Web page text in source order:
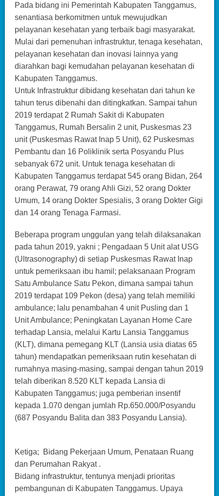
Pada bidang ini Pemerintah Kabupaten Tanggamus,
senantiasa berkomitmen untuk mewujudkan
pelayanan kesehatan yang terbaik bagi masyarakat.
Mulai dari pemenuhan infrastruktur, tenaga kesehatan,
pelayanan kesehatan dan inovasi lainnya yang
diarahkan bagi kemudahan pelayanan kesehatan di
Kabupaten Tanggamus.
Untuk Infrastruktur dibidang kesehatan dari tahun ke
tahun terus dibenahi dan ditingkatkan. Sampai tahun
2019 terdapat 2 Rumah Sakit di Kabupaten
Tanggamus, Rumah Bersalin 2 unit, Puskesmas 23
unit (Puskesmas Rawat Inap 5 Unit), 62 Puskesmas
Pembantu dan 16 Poliklinik serta Posyandu Plus
sebanyak 672 unit. Untuk tenaga kesehatan di
Kabupaten Tanggamus terdapat 545 orang Bidan, 264
orang Perawat, 79 orang Ahli Gizi, 52 orang Dokter
Umum, 14 orang Dokter Spesialis, 3 orang Dokter Gigi
dan 14 orang Tenaga Farmasi.
Beberapa program unggulan yang telah dilaksanakan
pada tahun 2019, yakni ; Pengadaan 5 Unit alat USG
(Ultrasonography) di setiap Puskesmas Rawat Inap
untuk pemeriksaan ibu hamil; pelaksanaan Program
Satu Ambulance Satu Pekon, dimana sampai tahun
2019 terdapat 109 Pekon (desa) yang telah memiliki
ambulance; lalu penambahan 4 unit Pusling dan 1
Unit Ambulance; Peningkatan Layanan Home Care
terhadap Lansia, melalui Kartu Lansia Tanggamus
(KLT), dimana pemegang KLT (Lansia usia diatas 65
tahun) mendapatkan pemeriksaan rutin kesehatan di
rumahnya masing-masing, sampai dengan tahun 2019
telah diberikan 8.520 KLT kepada Lansia di
Kabupaten Tanggamus; juga pemberian insentif
kepada 1.070 dengan jumlah Rp.650.000/Posyandu
(687 Posyandu Balita dan 383 Posyandu Lansia).
Ketiga; Bidang Pekerjaan Umum, Penataan Ruang
dan Perumahan Rakyat .
Bidang infrastruktur, tentunya menjadi prioritas
pembangunan di Kabupaten Tanggamus. Upaya